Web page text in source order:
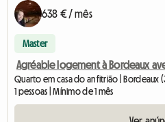
638 € / mês
Master
Agréable logement à Bordeaux
Quarto em casa do anfitrião | Bordeaux
1 pessoas | Mínimo de 1 mês